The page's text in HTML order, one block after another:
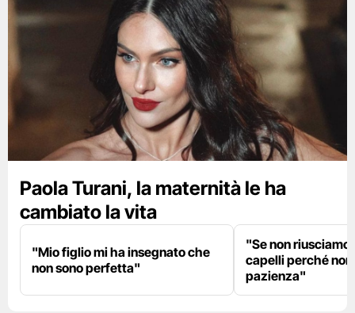
Paola Turani, la maternità le ha
cambiato la vita
"Mio figlio mi ha insegnato che
non sono perfetta"
"Se non riusciamo
capelli perché
pazienza"